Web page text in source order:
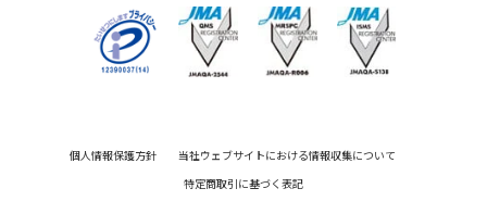
個人情報保護方針
当社ウェブサイトにおける情報収集について
特定商取引に基づく表記